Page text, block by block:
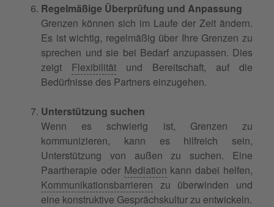
Regelmäßige Überprüfung und Anpassung
Grenzen können sich im Laufe der Zeit ändern.
Es ist wichtig, regelmäßig über Ihre Grenzen zu
sprechen und sie bei Bedarf anzupassen. Dies
zeigt Flexibilität und Bereitschaft, auf die
Bedürfnisse des Partners einzugehen.
Unterstützung suchen
Wenn es schwierig ist, Grenzen zu
kommunizieren, kann es hilfreich sein,
Unterstützung von außen zu suchen. Eine
Paartherapie oder Mediation kann dabei helfen,
Kommunikationsbarrieren zu überwinden und
eine konstruktive Gesprächskultur zu entwickeln.